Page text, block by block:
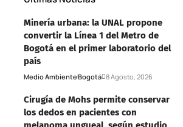
Minería urbana: la UNAL propone
convertir la Línea 1 del Metro de
Bogotá en el primer laboratorio del
país
Medio AmbienteBogotá 8 Agosto, 2026
Cirugía de Mohs permite conservar
los dedos en pacientes con